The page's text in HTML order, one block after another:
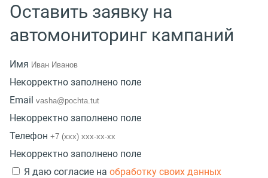
Оставить заявку на
автомониторинг кампаний
Имя
Некорректно заполнено поле
Email
Некорректно заполнено поле
Телефон
Некорректно заполнено поле
Я даю согласие на обработку своих данных